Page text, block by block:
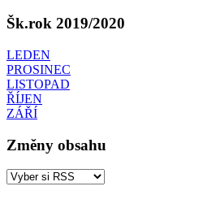
Šk.rok 2019/2020
LEDEN
PROSINEC
LISTOPAD
ŘÍJEN
ZÁŘÍ
Změny obsahu